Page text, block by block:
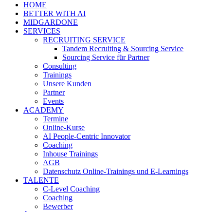
HOME
BETTER WITH AI
MIDGARDONE
SERVICES
RECRUITING SERVICE
Tandem Recruiting & Sourcing Service
Sourcing Service für Partner
Consulting
Trainings
Unsere Kunden
Partner
Events
ACADEMY
Termine
Online-Kurse
AI People-Centric Innovator
Coaching
Inhouse Trainings
AGB
Datenschutz Online-Trainings und E-Learnings
TALENTE
C-Level Coaching
Coaching
Bewerber